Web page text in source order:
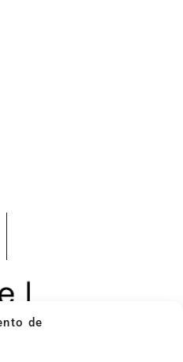
de